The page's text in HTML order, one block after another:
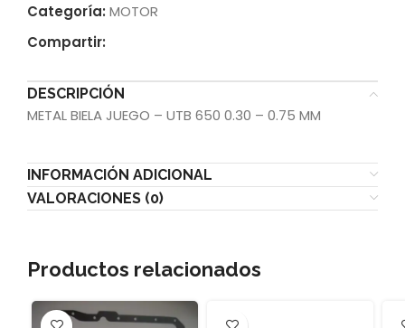
Categoría: MOTOR
Compartir:
DESCRIPCIÓN
METAL BIELA JUEGO – UTB 650 0.30 – 0.75 MM
INFORMACIÓN ADICIONAL
VALORACIONES (0)
Productos relacionados